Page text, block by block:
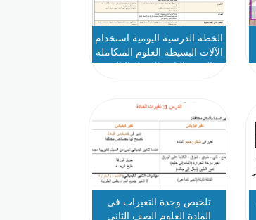
الخطة الدرسية اليومية استخدام
الآلات البسيطة العلوم المتكاملة
الصف الثاني الفصل الثالث
تلخيص وحدة التغيرات في
المادة العلوم الصف الثاني